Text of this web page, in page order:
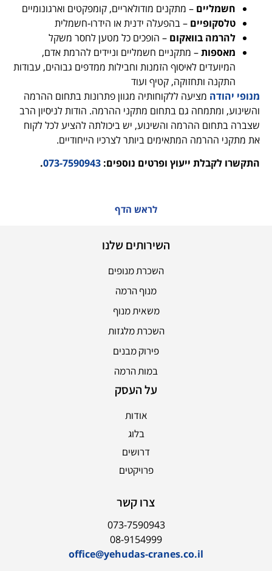
חשמליים – מתקנים מודולאריים, קומפקטים וארגונומיים
טלסקופיים – בהפעלה ידנית או הידרו-חשמלית
להרמה בוואקום – הופכים כל מטען לחסר משקל
מאספות– מתקניים חשמליים וניידים להרמת אדם,
המיועדים לאיסוף הזמנות וחבילות ממדפים גבוהים, עבודות
התקנה ותחזוקה, קטיף ועוד
מנופי יהודה מציעה ללקוחותיה מגוון פתרונות בתחום ההרמה
והשינוע, ומתמחה גם בתחום מתקני ההרמה. הודות לניסיון הרב
שצברה בתחום ההרמה והשינוע, יש ביכולתה להציע לכל לקוח
את מתקני ההרמה המתאימים ביותר לצרכיו הייחודיים.
התקשרו לקבלת ייעוץ ופרטים נוספים: 073-7590943
.
לראש הדף
השירותים שלנו
השכרת מנופים
מנוף הרמה
משאית מנוף
השכרת מלגזות
פירוק מבנים
במות הרמה
על העסק
אודות
בלוג
דרושים
פרויקטים
צרו קשר
073-7590943
08-9154999
office@yehudas-cranes.co.il